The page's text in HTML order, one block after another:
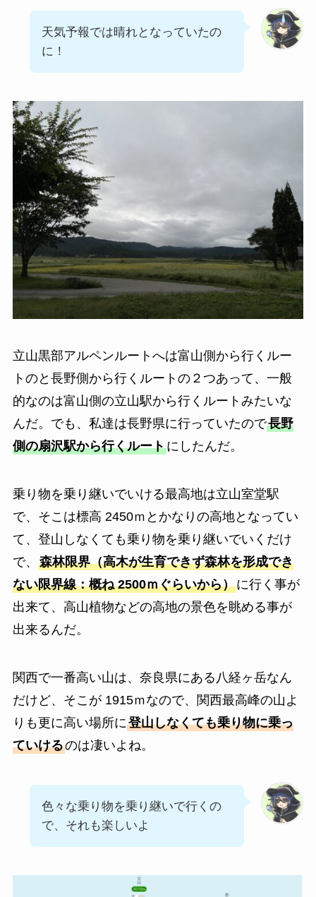
天気予報では晴れとなっていたの
に！
立山黒部アルペンルートへは富山側から行くルー
トのと長野側から行くルートの２つあって、一般
的なのは富山側の立山駅から行くルートみたいな
んだ。でも、私達は長野県に行っていたので長野
側の扇沢駅から行くルートにしたんだ。
乗り物を乗り継いでいける最高地は立山室堂駅
で、そこは標高 2450ｍとかなりの高地となってい
て、登山しなくても乗り物を乗り継いでいくだけ
で、 森林限界（高木が生育できず森林を形成でき
ない限界線：概ね 2500ｍぐらいから）に行く事が
出来て、高山植物などの高地の景色を眺める事が
出来るんだ。
関西で一番高い山は、奈良県にある八経ヶ岳なん
だけど、そこが 1915ｍなので、関西最高峰の山よ
りも更に高い場所に登山しなくても乗り物に乗っ
ていけるのは凄いよね。
色々な乗り物を乗り継いで行くの
で、それも楽しいよ